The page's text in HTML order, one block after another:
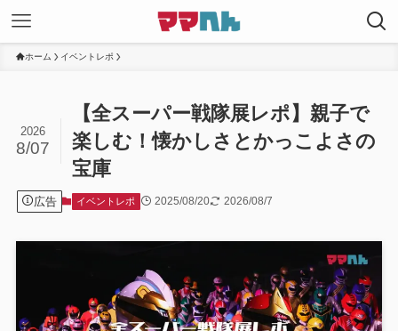
ホーム イベントレポ
【全スーパー戦隊展レポ】親子で
楽しむ！懐かしさとかっこよさの
宝庫
2026
8/07
広告 イベントレポ 2025/08/20 2026/08/7